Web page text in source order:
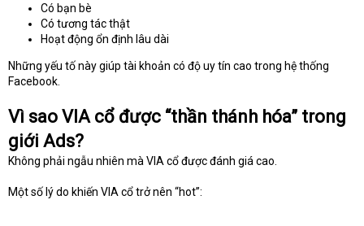
Có bạn bè
Có tương tác thật
Hoạt động ổn định lâu dài
Những yếu tố này giúp tài khoản có độ uy tín cao trong hệ thống
Facebook.
Vì sao VIA cổ được “thần thánh hóa” trong
giới Ads?
Không phải ngẫu nhiên mà VIA cổ được đánh giá cao.
Một số lý do khiến VIA cổ trở nên “hot”: